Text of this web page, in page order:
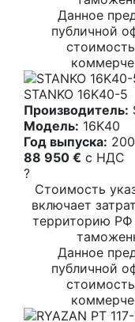
Данное
публичной
STANKO 16K40-5
Производитель:
Модель: 16K40
Год выпуска:
88 950 € c НДС
?
Стоимость
включает
территорию РФ
Данное
публичной